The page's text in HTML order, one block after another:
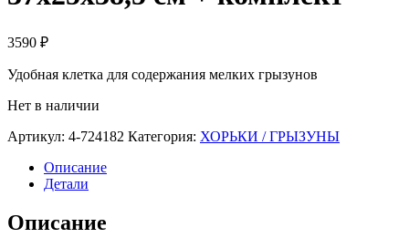
3590 ₽
Удобная клетка для содержания мелких грызунов
Нет в наличии
Артикул: 4-724182 Категория: ХОРЬКИ / ГРЫЗУНЫ
Описание
Детали
Описание